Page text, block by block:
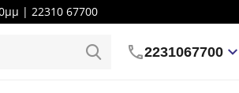
| 22310 67700
2231067700